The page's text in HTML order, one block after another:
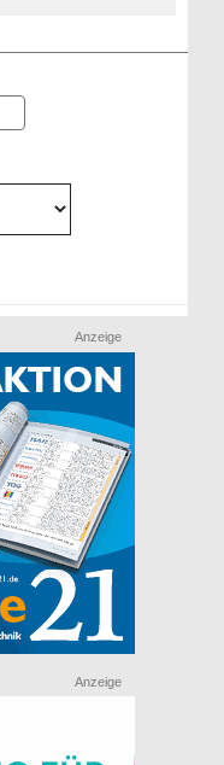
Anzeige
Anzeige